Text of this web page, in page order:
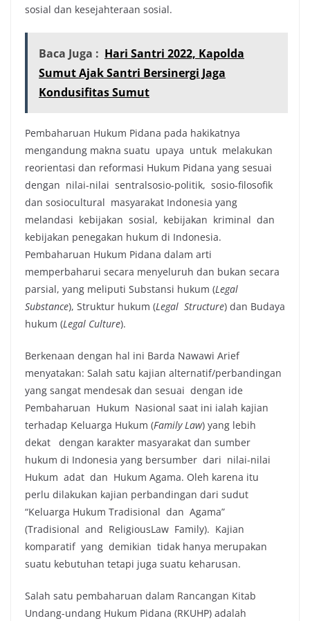
sosial dan kesejahteraan sosial.
Baca Juga : Hari Santri 2022, Kapolda
Sumut Ajak Santri Bersinergi Jaga
Kondusifitas Sumut
Pembaharuan Hukum Pidana pada hakikatnya
mengandung makna suatu upaya untuk melakukan
reorientasi dan reformasi Hukum Pidana yang sesuai
dengan nilai-nilai sentralsosio-politik, sosio-filosofik
dan sosiocultural masyarakat Indonesia yang
melandasi kebijakan sosial, kebijakan kriminal dan
kebijakan penegakan hukum di Indonesia.
Pembaharuan Hukum Pidana dalam arti
memperbaharui secara menyeluruh dan bukan secara
parsial, yang meliputi Substansi hukum (Legal
Substance), Struktur hukum (Legal Structure) dan Budaya
hukum (Legal Culture).
Berkenaan dengan hal ini Barda Nawawi Arief
menyatakan: Salah satu kajian alternatif/perbandingan
yang sangat mendesak dan sesuai dengan ide
Pembaharuan Hukum Nasional saat ini ialah kajian
terhadap Keluarga Hukum (Family Law) yang lebih
dekat dengan karakter masyarakat dan sumber
hukum di Indonesia yang bersumber dari nilai-nilai
Hukum adat dan Hukum Agama. Oleh karena itu
perlu dilakukan kajian perbandingan dari sudut
“Keluarga Hukum Tradisional dan Agama”
(Tradisional and ReligiousLaw Family). Kajian
komparatif yang demikian tidak hanya merupakan
suatu kebutuhan tetapi juga suatu keharusan.
Salah satu pembaharuan dalam Rancangan Kitab
Undang-undang Hukum Pidana (RKUHP) adalah